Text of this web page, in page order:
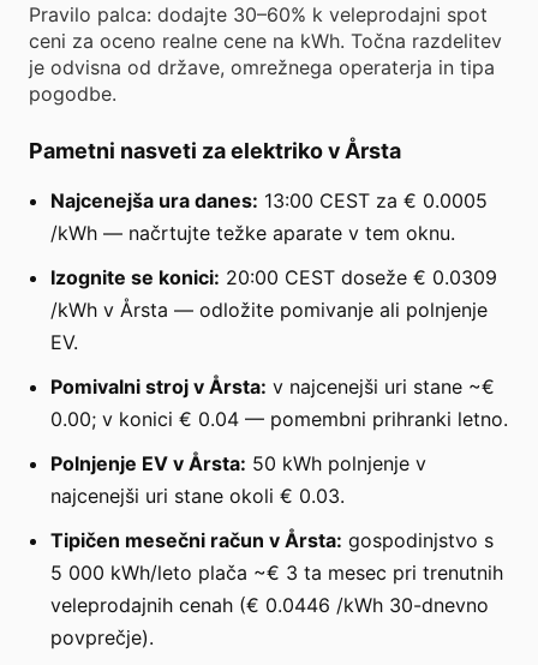
Pravilo palca: dodajte 30–60% k veleprodajni spot
ceni za oceno realne cene na kWh. Točna razdelitev
je odvisna od države, omrežnega operaterja in tipa
pogodbe.
Pametni nasveti za elektriko v Årsta
Najcenejša ura danes: 13:00 CEST za € 0.0005
/kWh — načrtujte težke aparate v tem oknu.
Izognite se konici: 20:00 CEST doseže € 0.0309
/kWh v Årsta — odložite pomivanje ali polnjenje
EV.
Pomivalni stroj v Årsta: v najcenejši uri stane ~€
0.00; v konici € 0.04 — pomembni prihranki letno.
Polnjenje EV v Årsta: 50 kWh polnjenje v
najcenejši uri stane okoli € 0.03.
Tipičen mesečni račun v Årsta: gospodinjstvo s
5 000 kWh/leto plača ~€ 3 ta mesec pri trenutnih
veleprodajnih cenah (€ 0.0446 /kWh 30-dnevno
povprečje).